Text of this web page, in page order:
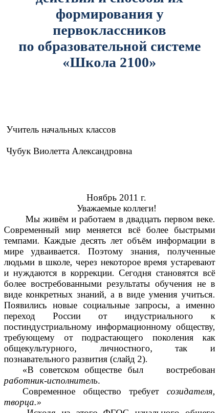
формирования у
первоклассников
по образовательной системе
«Школа 2100»
Учитель начальных классов
Чубук Виолетта Александровна
Ноябрь 2011 г.
Уважаемые коллеги!
Мы живём и работаем в двадцать первом веке.
Современный мир меняется всё более быстрыми
темпами. Каждые десять лет объём информации в
мире удваивается. Поэтому знания, полученные
людьми в школе, через некоторое время устаревают
и нуждаются в коррекции. Сегодня становятся всё
более востребованными результаты обучения не в
виде конкретных знаний, а в виде умения учиться.
Появились новые социальные запросы, а именно
переход России от индустриального к
постиндустриальному информационному обществу,
требующему от подрастающего поколения как
общекультурного, личностного, так и
познавательного развития (слайд 2).
«В советском обществе был востребован
работник-исполнитель.
Современное общество требует созидателя,
творца.»